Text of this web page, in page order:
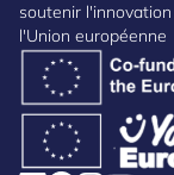
soutenir
l'Union européenne